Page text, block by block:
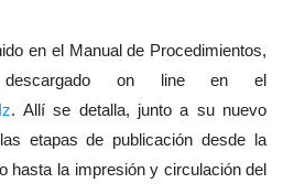
en el Manual de Procedimientos,
on line en el
. Allí se detalla, junto a su nuevo
etapas de publicación desde la
hasta la impresión y circulación del